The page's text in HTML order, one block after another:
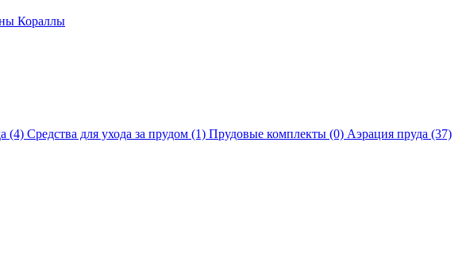
Кораллы
(4) Средства для ухода за прудом (1) Прудовые комплекты (0) Аэрация пруда (37)